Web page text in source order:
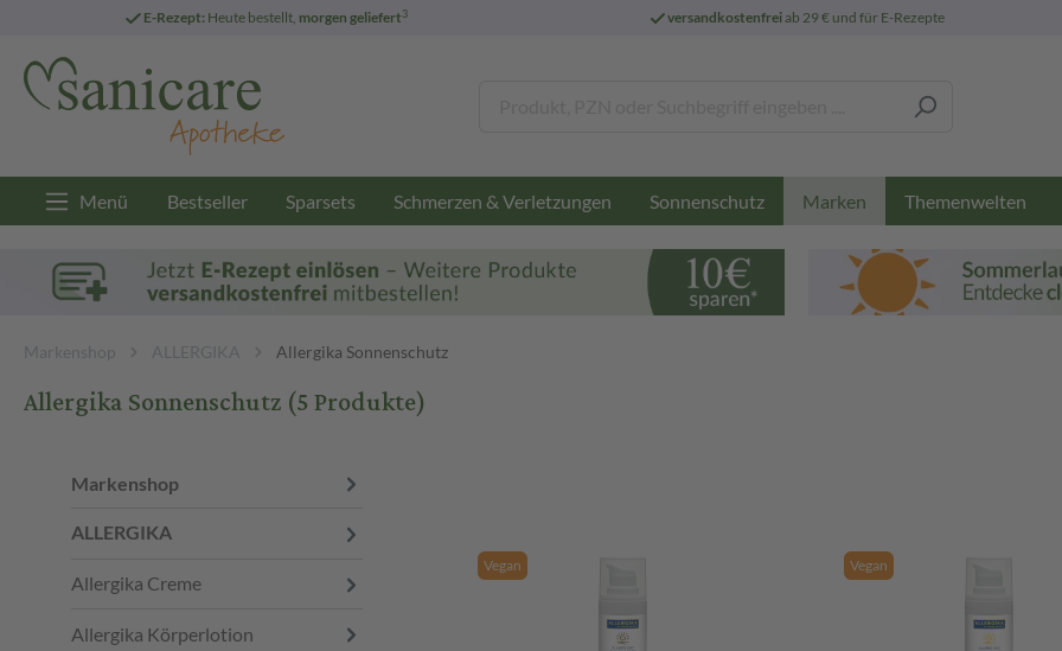
E-Rezept: Heute bestellt, morgen geliefert3 versandkostenfreiab 29 € und für E-Rezepte
Menü Bestseller Sparsets Schmerzen & Verletzungen Sonnenschutz Marken Themenwelten
Markenshop ALLERGIKA Allergika Sonnenschutz
Allergika Sonnenschutz(5 Produkte)
Markenshop
ALLERGIKA
Allergika Creme
Allergika Körperlotion
Vegan Vegan